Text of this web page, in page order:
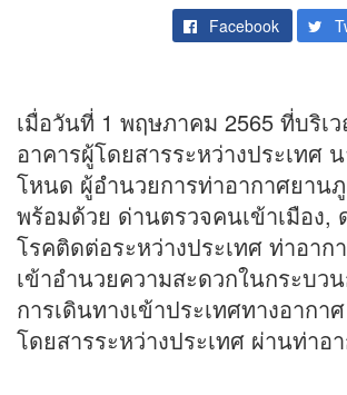
Facebook
เมื่อวันที่ 1 พฤษภาคม 2565 ที่บริเ
อาคารผู้โดยสารระหว่างประเทศ
โหนด ผู้อำนวยการท่าอากาศยาน
พร้อมด้วย ด่านตรวจคนเข้าเมือง,
โรคติดต่อระหว่างประเทศ ท่าอาก
เข้าอำนวยความสะดวกในกระบว
การเดินทางเข้าประเทศทางอากา
โดยสารระหว่างประเทศ ผ่านท่าอ